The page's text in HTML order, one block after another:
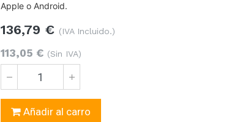
Apple o Android.
136,79 € (IVA Incluido.)
113,05 € (Sin IVA)
Añadir al carro